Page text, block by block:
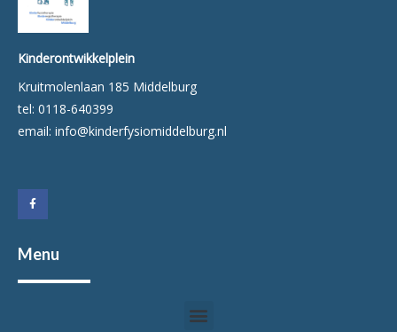
Kinderontwikkelplein
Kruitmolenlaan 185 Middelburg
tel: 0118-640399
email: info@kinderfysiomiddelburg.nl
c
e
b
o
-
f
Menu
Menu